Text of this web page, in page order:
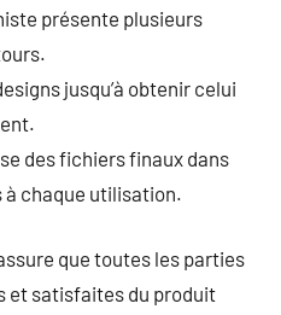
présente plusieurs
jusqu’à obtenir celui
des fichiers finaux dans
chaque utilisation.
que toutes les parties
et satisfaites du produit